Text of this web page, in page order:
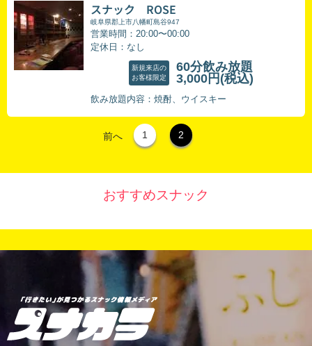
スナック ROSE
岐阜県郡上市八幡町島谷947
営業時間：20:00〜00:00
定休日：なし
新規来店の
お客様限定
60分飲み放題
3,000円 (税込)
飲み放題内容：焼酎、ウイスキー
前へ 1 2
おすすめスナック